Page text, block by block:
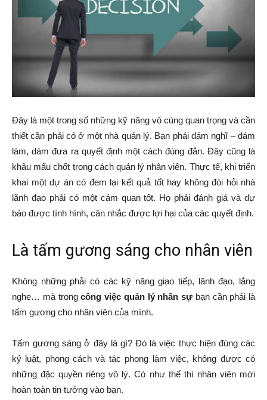
Đây là một trong số những kỹ năng vô cùng quan trọng và cần
thiết cần phải có ở một nhà quản lý. Bạn phải dám nghĩ – dám
làm, dám đưa ra quyết định một cách đúng đắn. Đây cũng là
khâu mấu chốt trong cách quản lý nhân viên. Thực tế, khi triển
khai một dự án có đem lại kết quả tốt hay không đòi hỏi nhà
lãnh đạo phải có một cảm quan tốt. Họ phải đánh giá và dự
báo được tính hình, cân nhắc được lợi hại của các quyết định.
Là tấm gương sáng cho nhân viên
Không những phải có các kỹ năng giao tiếp, lãnh đạo, lắng
nghe… mà trongcông việc quản lý nhân sự bạn cần phải là
tấm gương cho nhân viên của mình.
Tấm gương sáng ở đây là gì? Đó là việc thực hiện đúng các
kỷ luật, phong cách và tác phong làm việc, không được có
những đặc quyền riêng vô lý. Có như thế thì nhân viên mới
hoàn toàn tin tưởng vào bạn.